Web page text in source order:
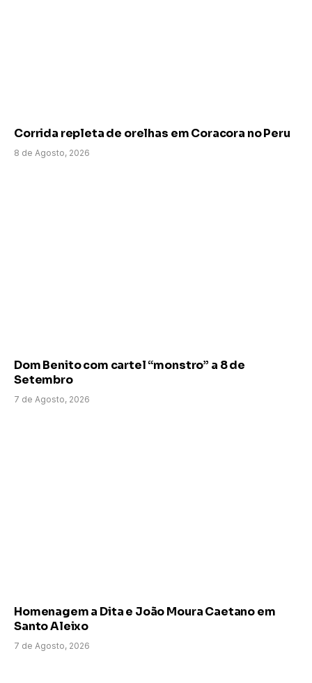
Corrida repleta de orelhas em Coracora no Peru
8 de Agosto, 2026
Dom Benito com cartel “monstro” a 8 de
Setembro
7 de Agosto, 2026
Homenagem a Dita e João Moura Caetano em
Santo Aleixo
7 de Agosto, 2026